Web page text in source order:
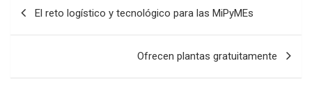
navigation
El reto logístico y tecnológico para las MiPyMEs
Ofrecen plantas gratuitamente